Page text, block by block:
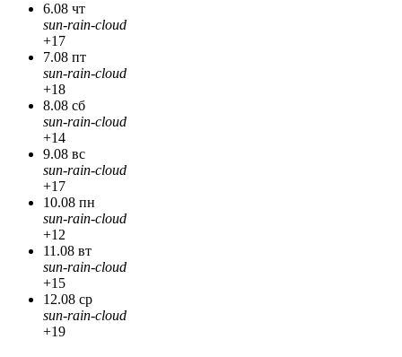
6.08 чт
sun-rain-cloud
+17
7.08 пт
sun-rain-cloud
+18
8.08 сб
sun-rain-cloud
+14
9.08 вс
sun-rain-cloud
+17
10.08 пн
sun-rain-cloud
+12
11.08 вт
sun-rain-cloud
+15
12.08 ср
sun-rain-cloud
+19